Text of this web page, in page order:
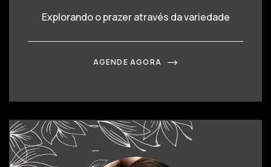
Explorando o prazer através da variedade
AGENDE AGORA